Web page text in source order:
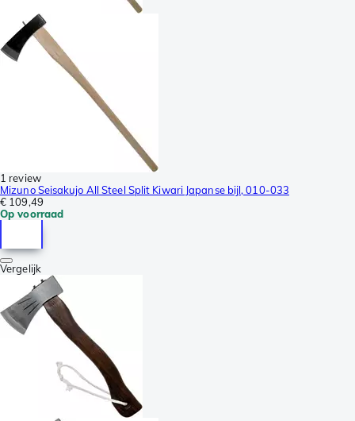
1 review
Mizuno Seisakujo All Steel Split Kiwari Japanse bijl, 010-033
€ 109,49
Op voorraad
Vergelijk